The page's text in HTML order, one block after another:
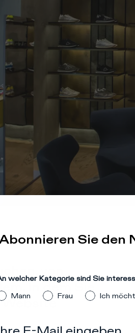
von
in dem Sie
Sie den
welcher Kategorie sind Sie
Mann
Frau Ich